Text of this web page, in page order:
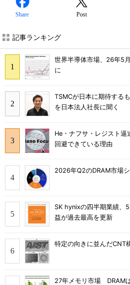
Share Post
記事ランキング
世界半導体市場、26年5
に
TSMCが日本に期待する
を日本法人社長に聞く
He・ナフサ・レジスト
回避できている理由
2026年Q2のDRAM市場
SK hynixの四半期業績、
益が過去最高を更新
特定の向きに並んだCNT
27年メモリ市場 DRAM